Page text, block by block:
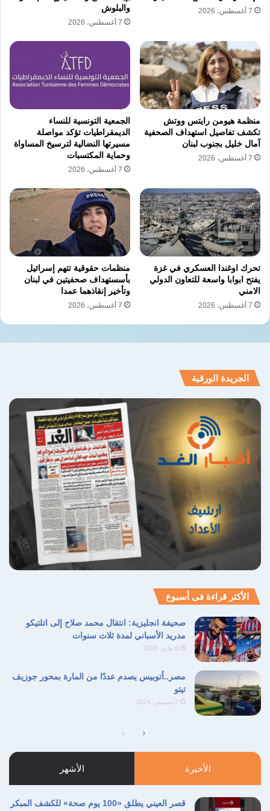
غياب الاستقرار الامني مدينة حمص السورية
نسخ الرابط
7 أغسطس، 2026
والبلوش
7 أغسطس، 2026
منظمة هيومن رايتس ووتش
تكشف تفاصيل استهداف الصحفية
آمال خليل بجنوب لبنان
7 أغسطس، 2026
الجمعية التونسية للنساء
الديمقراطيات تؤكد مواصلة
مسيرتها النضالية لترسيخ المساواة
وحماية المكتسبات
7 أغسطس، 2026
تحرك اوغندا العسكري في غزة
يفتح ابوابا واسعة للتعاون الدولي
الامني
7 أغسطس، 2026
منظمات حقوقية تتهم إسرائيل
بأسستهداف صحفيتين في لبنان
وتأخير إنقاذهما عمدا
7 أغسطس، 2026
الجريدة الورقية
الأكثر قراءة فى أسبوع
صحيفة انجليزية: انتقال محمد صلاح إلى اتلتيكو
مدريد الأسباني لمدة ثلاث سنوات
6 مايو، 2026
مصر..أتوبيس يصدم عددًا من المارة بمحور جوزيف
تيتو
2 سبتمبر، 2024
الصفحة
السابقة
الصفحة
التالية
الأخيرة الأشهر
قصر العيني يطلق «100 يوم صحة» للكشف المبكر